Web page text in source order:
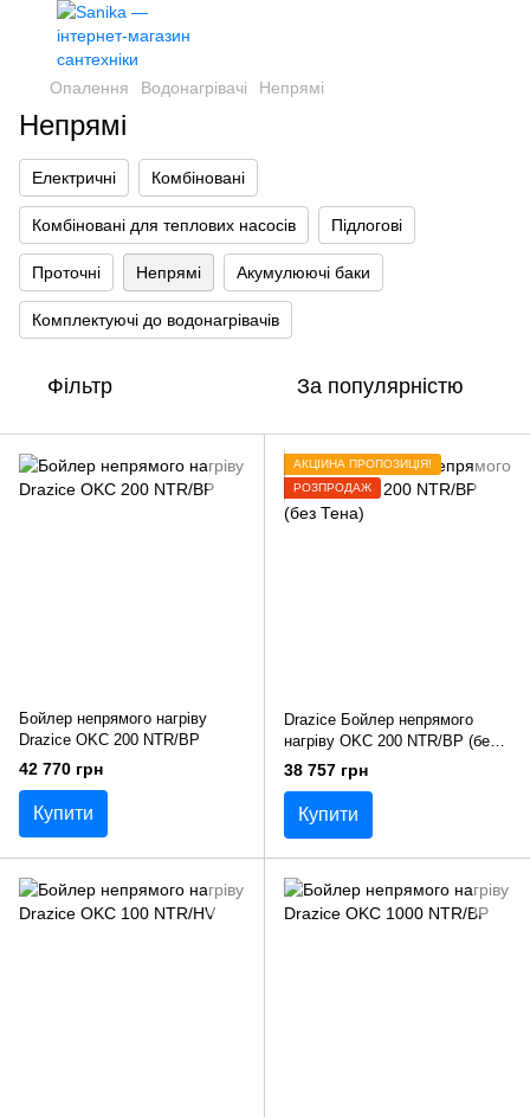
Опалення Водонагрівачі Непрямі
Непрямі
Електричні Комбіновані
Комбіновані для теплових насосів Підлогові
Проточні Непрямі Акумулюючі баки
Комплектуючі до водонагрівачів
Фільтр За популярністю
Бойлер непрямого нагріву
Drazice OKC 200 NTR/BP
42 770 грн
Купити
АКЦІЙНА ПРОПОЗИЦІЯ!
РОЗПРОДАЖ
Drazice Бойлер непрямого
нагріву OKC 200 NTR/BP (без
Тена)
38 757 грн
Купити